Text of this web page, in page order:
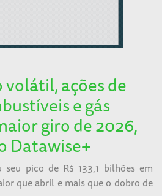
ações de
e gás
giro de 2026,
Datawise+
pico de R$ 133,1 bilhões em
que abril e mais que o dobro de